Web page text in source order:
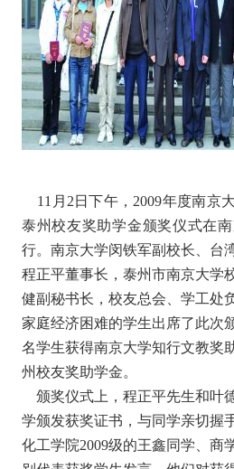
11月2日下午，2009年度南京
泰州校友奖助学金颁奖仪式在
行。南京大学闵铁军副校长、台
程正平董事长，泰州市南京大学
健副秘书长，校友总会、学工处
家庭经济困难的学生出席了此次
名学生获得南京大学知行文教奖
州校友奖助学金。
颁奖仪式上，程正平先生和叶
学颁发获奖证书，与同学亲切握
化工学院2009级的王鑫同学、商